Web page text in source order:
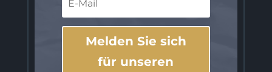
Melden Sie sich
für unseren